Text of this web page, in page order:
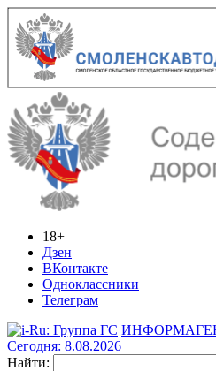
18+
Дзен
ВКонтакте
Одноклассники
Телеграм
Сегодня: 8.08.2026
Найти: